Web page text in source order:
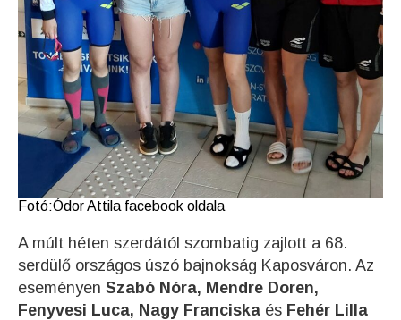
Fotó:Ódor Attila facebook oldala
A múlt héten szerdától szombatig zajlott a 68.
serdülő országos úszó bajnokság Kaposváron. Az
eseményen Szabó Nóra, Mendre Doren,
Fenyvesi Luca, Nagy Franciska és Fehér Lilla